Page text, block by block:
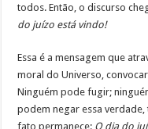
todos. Então, o discurso
do juízo está vindo!
Essa é a mensagem que
moral do Universo,
Ninguém pode fugir;
podem negar essa verdade,
fato permanece: O dia do